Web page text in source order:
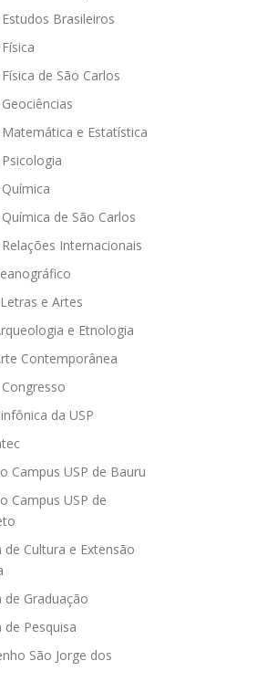
Brasileiros
de São Carlos
e Estatística
de São Carlos
Internacionais
e Artes
e Etnologia
Contemporânea
da USP
Campus USP de Bauru
Campus USP de
de Cultura e Extensão
de Graduação
de Pesquisa
São Jorge dos